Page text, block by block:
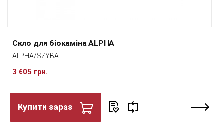
Скло для біокаміна ALPHA
ALPHA/SZYBA
3 605 грн.
Купити зараз